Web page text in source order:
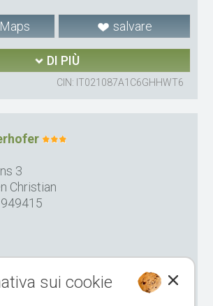
salvare
DI PIÙ
CIN: IT021087A1C6GHHWT6
3
Christian
salvare
sui cookie